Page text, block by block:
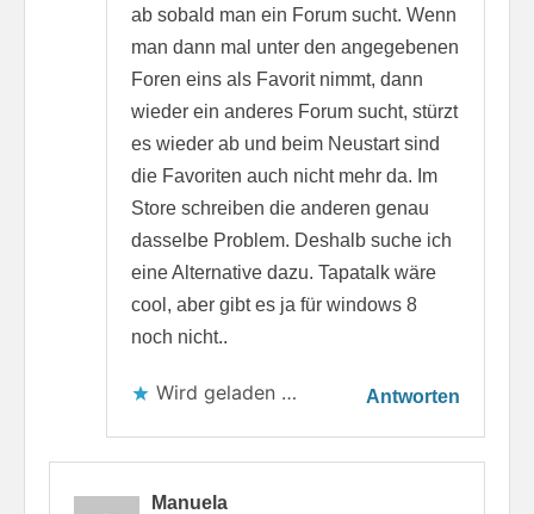
ab sobald man ein Forum sucht. Wenn
man dann mal unter den angegebenen
Foren eins als Favorit nimmt, dann
wieder ein anderes Forum sucht, stürzt
es wieder ab und beim Neustart sind
die Favoriten auch nicht mehr da. Im
Store schreiben die anderen genau
dasselbe Problem. Deshalb suche ich
eine Alternative dazu. Tapatalk wäre
cool, aber gibt es ja für windows 8
noch nicht..
Wird geladen … Antworten
Manuela